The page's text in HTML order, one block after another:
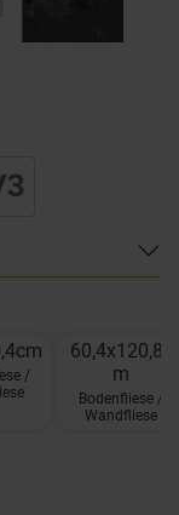
/
60,4x120,8c
m
Bodenfliese /
Wandfliese